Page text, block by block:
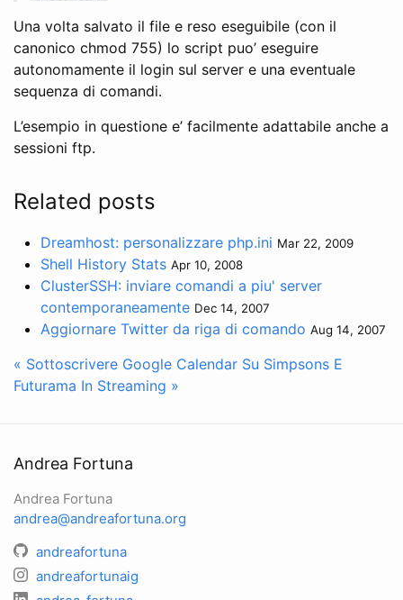
Una volta salvato il file e reso eseguibile (con il
canonico chmod 755) lo script puo’ eseguire
autonomamente il login sul server e una eventuale
sequenza di comandi.
L’esempio in questione e’ facilmente adattabile anche a
sessioni ftp.
Related posts
Dreamhost: personalizzare php.ini Mar 22, 2009
Shell History Stats Apr 10, 2008
ClusterSSH: inviare comandi a piu' server
contemporaneamente Dec 14, 2007
Aggiornare Twitter da riga di comando Aug 14, 2007
« Sottoscrivere Google Calendar Su Simpsons E
Futurama In Streaming »
Andrea Fortuna
Andrea Fortuna
andrea@andreafortuna.org
andreafortuna
andreafortunaig